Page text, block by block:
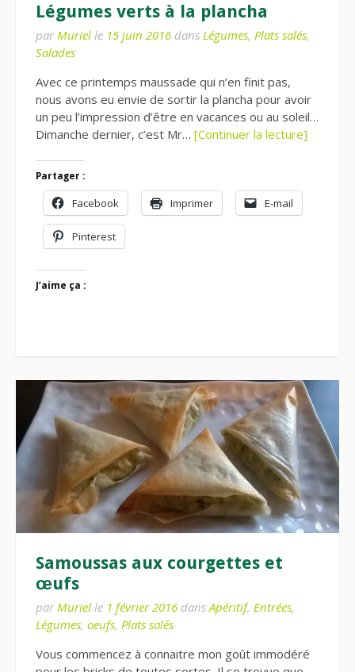
Légumes verts à la plancha
par Muriel le 15 juin 2016 dans Légumes, Plats salés,
Salades
Avec ce printemps maussade qui n’en finit pas,
nous avons eu envie de sortir la plancha pour avoir
un peu l’impression d’être en vacances ou au soleil…
Dimanche dernier, c’est Mr… [Continuer la lecture]
Partager :
Facebook Imprimer E-mail
Pinterest
J’aime ça :
Samoussas aux courgettes et
œufs
par Muriel le 1 février 2016 dansApéritif, Entrées,
Légumes, oeufs, Plats salés
Vous commencez à connaitre mon goût immodéré